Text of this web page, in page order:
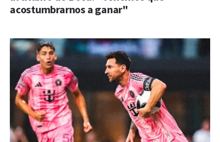
acostumbrarnos a ganar"